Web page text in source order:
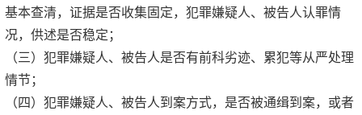
基本查清，证据是否收集固定，犯罪嫌疑人、被告人认罪情
况，供述是否稳定；
（三）犯罪嫌疑人、被告人是否有前科劣迹、累犯等从严处理
情节；
（四）犯罪嫌疑人、被告人到案方式，是否被通缉到案，或者